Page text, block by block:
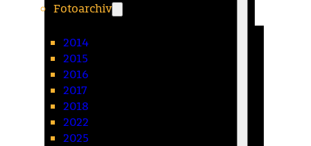
Fotoarchiv
2014
2015
2016
2017
2018
2022
2025